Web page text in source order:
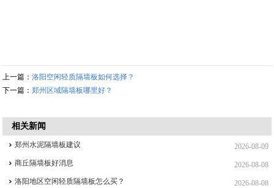
上一篇：洛阳空闲轻质隔墙板如何选择？
下一篇：郑州区域隔墙板哪里好？
相关新闻
2026-08-09
郑州水泥隔墙板建议
2026-08-08
商丘隔墙板好消息
2026-08-08
洛阳地区空闲轻质隔墙板怎么买？